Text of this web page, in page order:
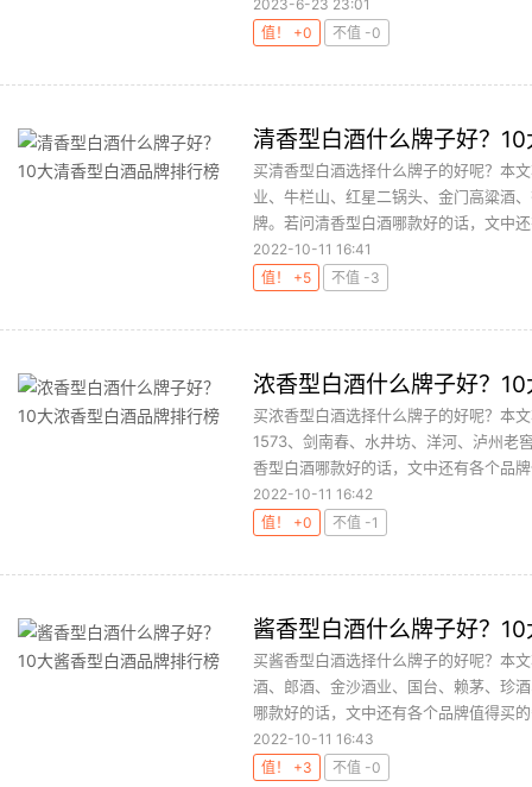
2023-6-23 23:01
值！ +0
不值 -0
清香型白酒什么牌子好？
买清香型白酒选择什么牌子的好呢？本
业、牛栏山、红星二锅头、金门高粱酒
牌。若问清香型白酒哪款好的话，文中
2022-10-11 16:41
值！ +5
不值 -3
浓香型白酒什么牌子好？
买浓香型白酒选择什么牌子的好呢？本
1573、剑南春、水井坊、洋河、泸州老
香型白酒哪款好的话，文中还有各个品
2022-10-11 16:42
值！ +0
不值 -1
酱香型白酒什么牌子好？
买酱香型白酒选择什么牌子的好呢？本
酒、郎酒、金沙酒业、国台、赖茅、珍
哪款好的话，文中还有各个品牌值得买
2022-10-11 16:43
值！ +3
不值 -0